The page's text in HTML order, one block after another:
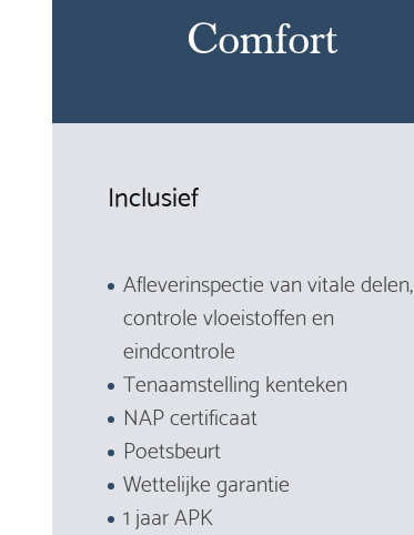
Comfort
Inclusief
Afleverinspectie van vitale delen,
controle vloeistoffen en
eindcontrole
Tenaamstelling kenteken
NAP certificaat
Poetsbeurt
Wettelijke garantie
1 jaar APK